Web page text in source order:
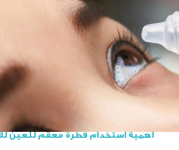
أهمية استخدام قطرة معقم للعين